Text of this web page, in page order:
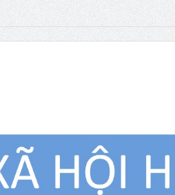
Sociology in Turbulent Times
và Tọa đàm khoa học “Các vấn đề
for Proposals for hosting the
kỷ nguyên mới của dân tộc
tướng đề xuất giải pháp về môi